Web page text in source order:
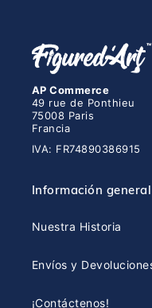
AP Commerce
49 rue de Ponthieu
75008 Paris
Francia
IVA: FR74890386915
Información general
Nuestra Historia
Envíos y
¡Contáctenos!